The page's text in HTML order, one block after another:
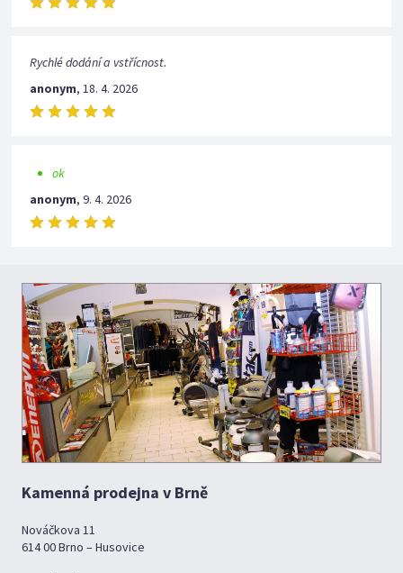
Rychlé dodání a vstřícnost.
anonym,18. 4. 2026
ok
anonym,9. 4. 2026
Kamenná prodejna v Brně
Nováčkova 11
614 00 Brno – Husovice